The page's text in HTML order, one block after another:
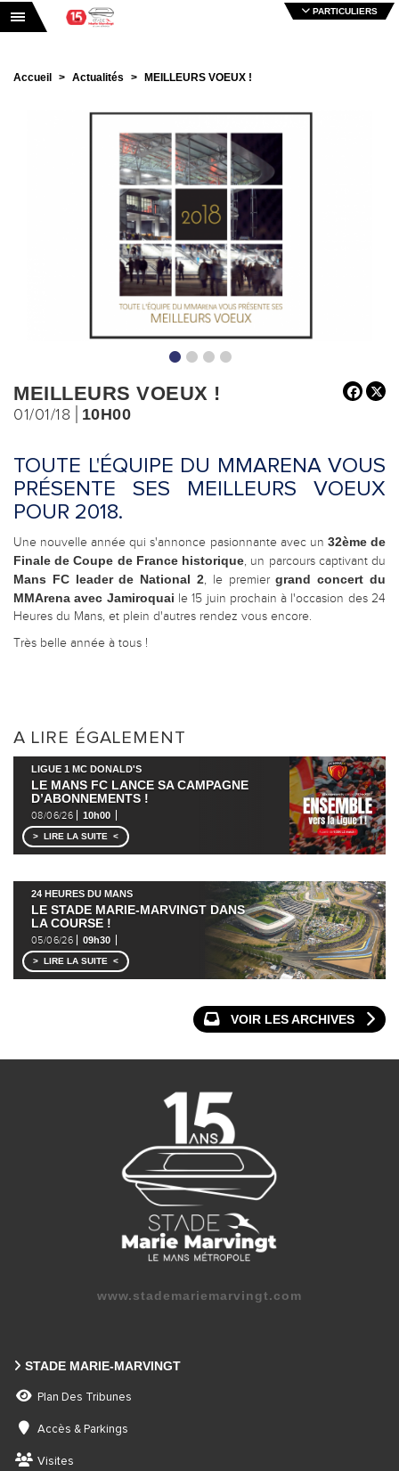
Toggle navigation
PARTICULIERS
Accueil Actualités MEILLEURS VOEUX !
••••
MEILLEURS VOEUX !
01/01/18 10H00
TOUTE L'ÉQUIPE DU MMARENA VOUS
PRÉSENTE SES MEILLEURS VOEUX
POUR 2018.
Une nouvelle année qui s'annonce pasionnante avec un 32ème de
Finale de Coupe de France historique, un parcours captivant du
Mans FC leader de National 2, le premiergrand concert du
MMArena avec Jamiroquai le 15 juin prochain à l'occasion des 24
Heures du Mans, et plein d'autres rendez vous encore.
Très belle année à tous !
A LIRE ÉGALEMENT
LIGUE 1 MC DONALD'S
LE MANS FC LANCE SA CAMPAGNE
D’ABONNEMENTS !
08/06/26 10h00
LIRE LA SUITE
24 HEURES DU MANS
LE STADE MARIE-MARVINGT DANS
LA COURSE !
05/06/26 09h30
LIRE LA SUITE
VOIR LES ARCHIVES
www.stademariemarvingt.com
STADE MARIE-MARVINGT
Plan Des Tribunes
Accès & Parkings
Visites